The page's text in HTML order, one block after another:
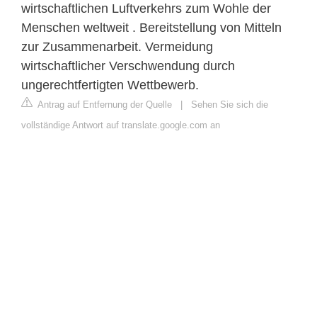
wirtschaftlichen Luftverkehrs zum Wohle der
Menschen weltweit . Bereitstellung von Mitteln
zur Zusammenarbeit. Vermeidung
wirtschaftlicher Verschwendung durch
ungerechtfertigten Wettbewerb.
Antrag auf Entfernung der Quelle | Sehen Sie sich die
vollständige Antwort auf translate.google.com an